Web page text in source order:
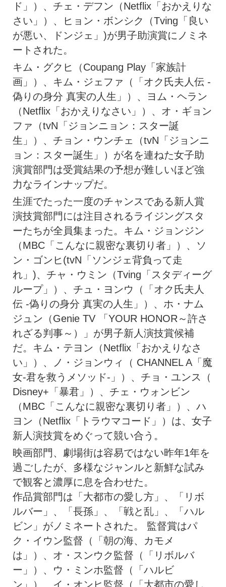
ド」）、チェ・デフン（Netflix「おかえりな
さい」）、ヒョン・ボンシク（Tving「良い
が悪い、ドンジェ」)が男子助演賞にノミネ
ートされた。
キム・グクヒ（Coupang Play「家族計
画」）、キム・ジェファ（「オク氏夫人伝 -
偽りの身分 真実の人生」）、ヨム・ヘラン
（Netflix「おかえりなさい」）、オ・ギョン
ファ（tvN「ジョンニョン：スター誕
生」）、チョン・ウンチェ（tvN「ジョンニ
ョン：スター誕生」）が名を連ねた女子助
演賞部門は受賞結果の予想が難しいほど強
力なラインナップだ。
生涯でたった一度のチャンスである新人賞
演技賞部門には注目されるライジングスタ
ーたちが全員集まった。キム・ジョンジン
（MBC「こんなに親密な裏切り者」）、ソ
ン・ゴンヒ(tvN「ソンジェ背負って走
れ」)、チャ・ウミン（Tving「スタディーグ
ループ」）、チュ・ヨンウ（「オク氏夫人
伝 -偽りの身分 真実の人生」）、ホ・ナム
ジュン（Genie TV 「YOUR HONOR～許さ
れざる判事～）」が男子新人演技賞候補
だ。キム・テヨン（Netflix「おかえりなさ
い」）、ノ・ジョンウィ（ CHANNEL A「魔
女-君を救うメソッド-」）、チョ・ユンス（
Disney+「暴君」）、チェ・ウォンビン
（MBC「こんなに親密な裏切り者」）、ハ
ヨン（Netflix「トラウマコード」）は、女子
新人演技賞をめぐって競い合う。
映画部門、劇場街は容易ではない昨年1年を
過ごしたが、多様なジャンルと新鮮な試み
で観客と濃厚に息を合わせた。
作品賞部門は「大都市の愛し方」、「リボ
ルバー」、「長孫」、「戦と乱」、「ハル
ビン」がノミネートされた。 監督賞はパ
ク・イウン監督（「朝の海、カモメ
は」）、オ・スンウク監督（「リボルバ
ー」）、ウ・ミンホ監督（「ハルビ
ン」）、イ・オンヒ監督（「大都市の愛し